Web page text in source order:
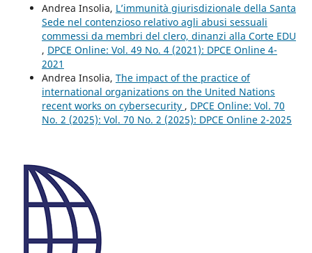
Andrea Insolia, L’immunità giurisdizionale della Santa
Sede nel contenzioso relativo agli abusi sessuali
commessi da membri del clero, dinanzi alla Corte EDU
, DPCE Online: Vol. 49 No. 4 (2021): DPCE Online 4-
2021
Andrea Insolia, The impact of the practice of
international organizations on the United Nations
recent works on cybersecurity , DPCE Online: Vol. 70
No. 2 (2025): Vol. 70 No. 2 (2025): DPCE Online 2-2025